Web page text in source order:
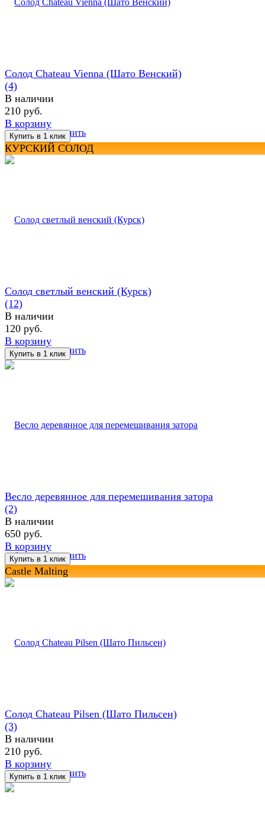
избранное сравнить
Солод Chateau Vienna (Шато Венский)
(4)
В наличии
210 руб.
В корзину
КУРСКИЙ СОЛОД
избранное сравнить
Солод светлый венский (Курск)
(12)
В наличии
120 руб.
В корзину
избранное сравнить
Весло деревянное для перемешивания затора
(2)
В наличии
650 руб.
В корзину
Castle Malting
избранное сравнить
Солод Chateau Pilsen (Шато Пильсен)
(3)
В наличии
210 руб.
В корзину